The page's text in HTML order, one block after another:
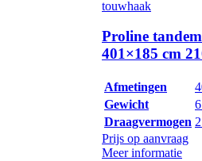
Proline
401×185 cm
Afmetingen
Gewicht
Draagvermogen
Prijs op aanvraag
Meer informatie